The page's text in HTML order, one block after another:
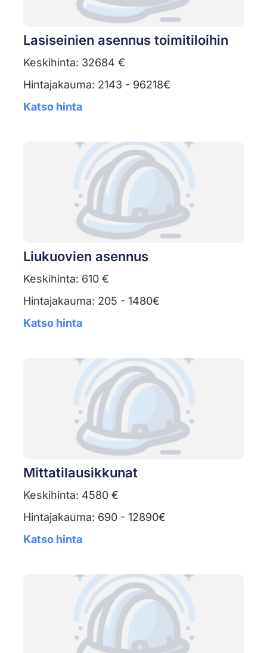
Lasiseinien asennus toimitiloihin
Keskihinta: 32684 €
Hintajakauma: 2143 - 96218€
Katso hinta
Liukuovien asennus
Keskihinta: 610 €
Hintajakauma: 205 - 1480€
Katso hinta
Mittatilausikkunat
Keskihinta: 4580 €
Hintajakauma: 690 - 12890€
Katso hinta